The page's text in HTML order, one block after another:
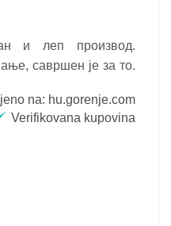
и леп производ.
савршен је за то.
na: hu.gorenje.com
Verifikovana kupovina